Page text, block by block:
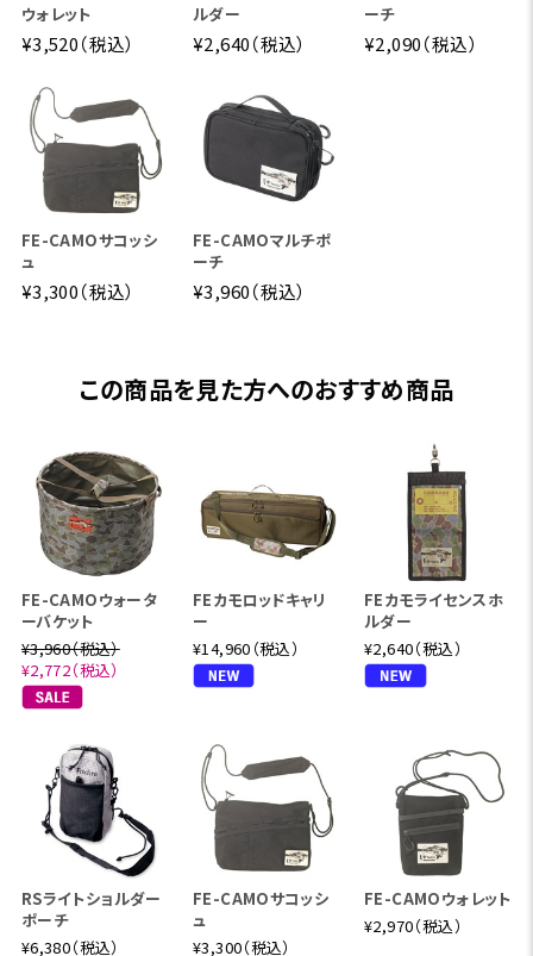
ウォレット
¥3,520（税込）
ルダー
¥2,640（税込）
ーチ
¥2,090（税込）
FE-CAMOサコッシ
ュ
¥3,300（税込）
FE-CAMOマルチポ
ーチ
¥3,960（税込）
この商品を見た方へのおすすめ商品
FE-CAMOウォータ
ーバケット
¥3,960（税込）
¥2,772（税込）
FEカモロッドキャリ
ー
¥14,960（税込）
FEカモライセンスホ
ルダー
¥2,640（税込）
RSライトショルダー
ポーチ
¥6,380（税込）
FE-CAMOサコッシ
ュ
¥3,300（税込）
FE-CAMOウォレット
¥2,970（税込）